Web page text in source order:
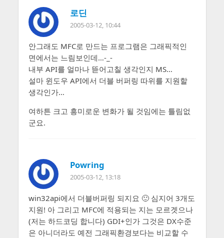
로딘
2005-03-12, 10:44
안그래도 MFC로 만드는 프로그램은 그래픽적인
면에서는 느림보인데…-_-
내부 API를 얼마나 뜯어고칠 생각인지 MS…
설마 윈도우 API에서 더블 버퍼링 따위를 지원할
생각인가…
여하튼 크고 흥미로운 변화가 될 것임에는 틀림없
군요.
Powring
2005-03-12, 13:18
win32api에서 더블버퍼링 되지요 🙂 심지어 3개도
지원! 아 그리고 MFC에 적용되는 지는 모르겟으나
(저는 하드코딩 합니다) GDI+인가 그것은 DX수준
은 아니더라도 예전 그래픽환경보다는 비교할 수